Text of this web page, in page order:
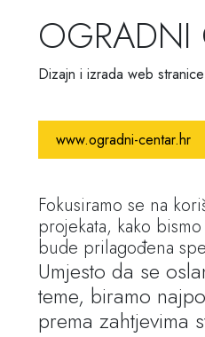
OGRADNI
Dizajn i izrada web stranice
www.ogradni-centar.hr
Fokusiramo se na
projekata, kako
bude prilagođena
Umjesto da se
teme, biramo
prema zahtjevima